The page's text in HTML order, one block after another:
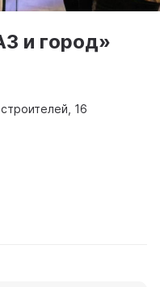
и город»
16